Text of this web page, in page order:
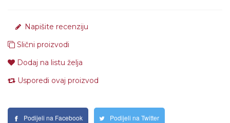
Napišite recenziju
Slični proizvodi
Dodaj na listu želja
Usporedi ovaj proizvod
Podijeli na Facebook Podijeli na Twitter